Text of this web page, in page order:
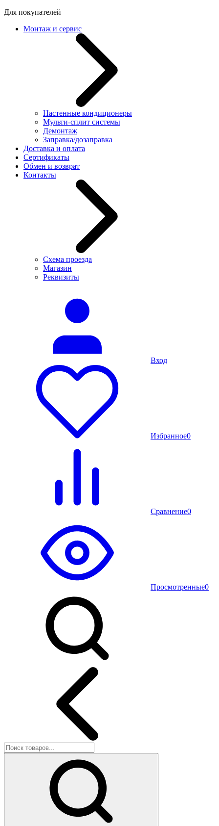
Для покупателей
Монтаж и сервис
Настенные кондиционеры
Мульти-сплит системы
Демонтаж
Заправка/дозаправка
Доставка и оплата
Сертификаты
Обмен и возврат
Контакты
Схема проезда
Магазин
Реквизиты
Вход
Избранное0
Сравнение0
Просмотренные0